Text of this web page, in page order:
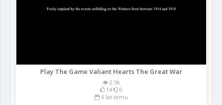
Play The Game Valiant Hearts The Great War
2.5k
14
0
6 lat temu